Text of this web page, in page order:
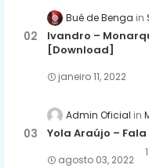
Bué de Benga
Ivandro –
[Download]
janeiro 11, 2022
Admin Oficial
Yola Araújo – Fala
agosto 03, 2022
1